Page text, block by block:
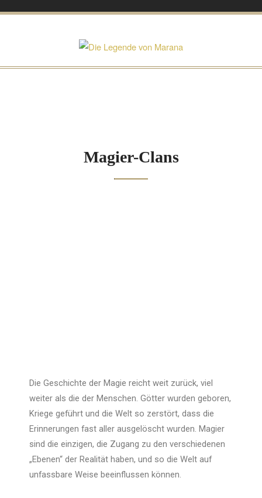
Magier-Clans
Die Geschichte der Magie reicht weit zurück, viel
weiter als die der Menschen. Götter wurden geboren,
Kriege geführt und die Welt so zerstört, dass die
Erinnerungen fast aller ausgelöscht wurden. Magier
sind die einzigen, die Zugang zu den verschiedenen
„Ebenen“ der Realität haben, und so die Welt auf
unfassbare Weise beeinflussen können.